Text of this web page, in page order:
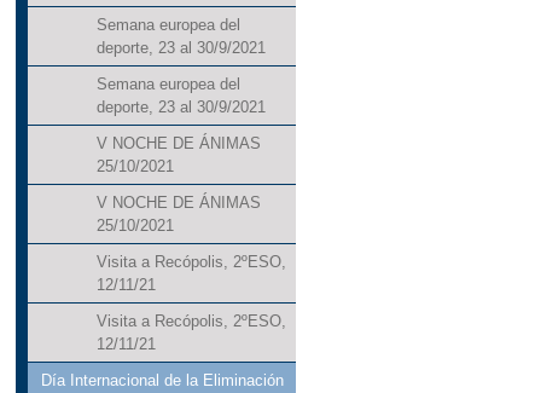
Semana europea del
deporte, 23 al 30/9/2021
Semana europea del
deporte, 23 al 30/9/2021
V NOCHE DE ÁNIMAS
25/10/2021
V NOCHE DE ÁNIMAS
25/10/2021
Visita a Recópolis, 2ºESO,
12/11/21
Visita a Recópolis, 2ºESO,
12/11/21
Día Internacional de la Eliminación